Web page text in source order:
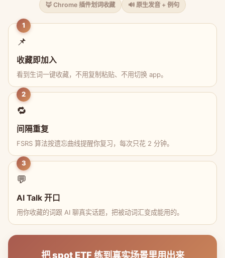
🦊 Chrome 插件划词收藏 🔊 原生发音 + 例句
1
📌
收藏即加入
看到生词一键收藏，不用复制粘贴、不用切换 app。
2
🔁
间隔重复
FSRS 算法按遗忘曲线提醒你复习，每次只花 2 分钟。
3
💬
AI Talk 开口
用你收藏的词跟 AI 聊真实话题，把被动词汇变成能用的。
把 spot ETF 练到真实场景里用出来